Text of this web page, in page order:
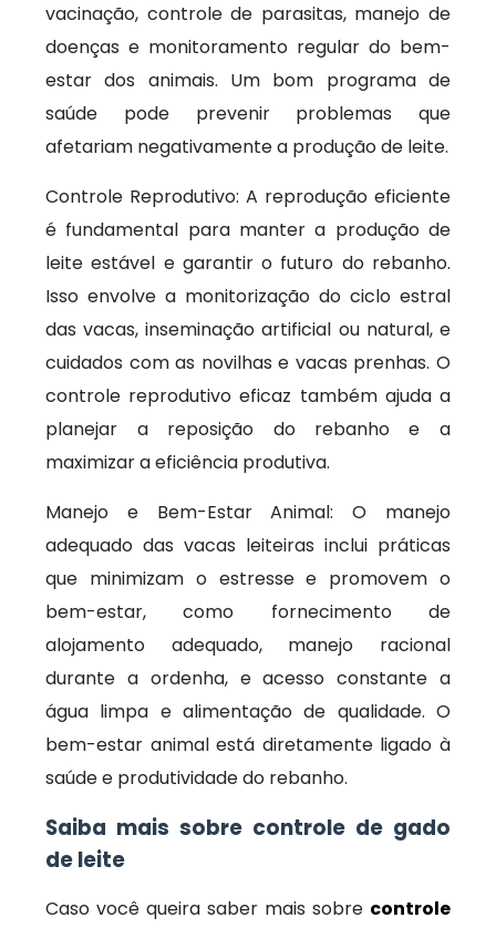
vacinação, controle de parasitas, manejo de
doenças e monitoramento regular do bem-
estar dos animais. Um bom programa de
saúde pode prevenir problemas que
afetariam negativamente a produção de leite.
Controle Reprodutivo: A reprodução eficiente
é fundamental para manter a produção de
leite estável e garantir o futuro do rebanho.
Isso envolve a monitorização do ciclo estral
das vacas, inseminação artificial ou natural, e
cuidados com as novilhas e vacas prenhas. O
controle reprodutivo eficaz também ajuda a
planejar a reposição do rebanho e a
maximizar a eficiência produtiva.
Manejo e Bem-Estar Animal: O manejo
adequado das vacas leiteiras inclui práticas
que minimizam o estresse e promovem o
bem-estar, como fornecimento de
alojamento adequado, manejo racional
durante a ordenha, e acesso constante a
água limpa e alimentação de qualidade. O
bem-estar animal está diretamente ligado à
saúde e produtividade do rebanho.
Saiba mais sobre controle de gado
de leite
Caso você queira saber mais sobre controle